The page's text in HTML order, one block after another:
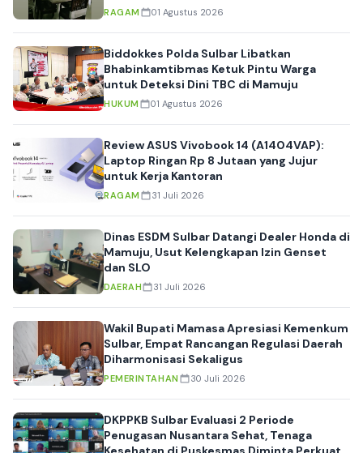
RAGAM 01 Agustus 2026
Biddokkes Polda Sulbar Libatkan
Bhabinkamtibmas Ketuk Pintu Warga
untuk Deteksi Dini TBC di Mamuju
HUKUM 01 Agustus 2026
Review ASUS Vivobook 14 (A1404VAP):
Laptop Ringan Rp 8 Jutaan yang Jujur
untuk Kerja Kantoran
RAGAM 31 Juli 2026
Dinas ESDM Sulbar Datangi Dealer Honda di
Mamuju, Usut Kelengkapan Izin Genset
dan SLO
DAERAH 31 Juli 2026
Wakil Bupati Mamasa Apresiasi Kemenkum
Sulbar, Empat Rancangan Regulasi Daerah
Diharmonisasi Sekaligus
PEMERINTAHAN 30 Juli 2026
DKPPKB Sulbar Evaluasi 2 Periode
Penugasan Nusantara Sehat, Tenaga